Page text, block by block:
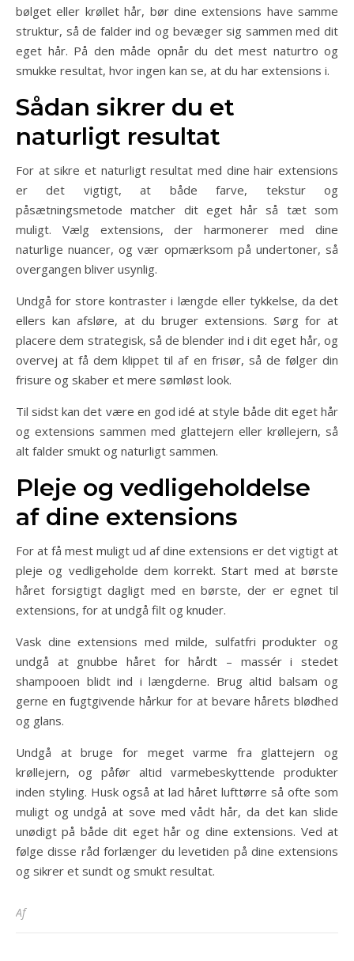
bølget eller krøllet hår, bør dine extensions have samme
struktur, så de falder ind og bevæger sig sammen med dit
eget hår. På den måde opnår du det mest naturtro og
smukke resultat, hvor ingen kan se, at du har extensions i.
Sådan sikrer du et
naturligt resultat
For at sikre et naturligt resultat med dine hair extensions
er det vigtigt, at både farve, tekstur og
påsætningsmetode matcher dit eget hår så tæt som
muligt. Vælg extensions, der harmonerer med dine
naturlige nuancer, og vær opmærksom på undertoner, så
overgangen bliver usynlig.
Undgå for store kontraster i længde eller tykkelse, da det
ellers kan afsløre, at du bruger extensions. Sørg for at
placere dem strategisk, så de blender ind i dit eget hår, og
overvej at få dem klippet til af en frisør, så de følger din
frisure og skaber et mere sømløst look.
Til sidst kan det være en god idé at style både dit eget hår
og extensions sammen med glattejern eller krøllejern, så
alt falder smukt og naturligt sammen.
Pleje og vedligeholdelse
af dine extensions
For at få mest muligt ud af dine extensions er det vigtigt at
pleje og vedligeholde dem korrekt. Start med at børste
håret forsigtigt dagligt med en børste, der er egnet til
extensions, for at undgå filt og knuder.
Vask dine extensions med milde, sulfatfri produkter og
undgå at gnubbe håret for hårdt – massér i stedet
shampooen blidt ind i længderne. Brug altid balsam og
gerne en fugtgivende hårkur for at bevare hårets blødhed
og glans.
Undgå at bruge for meget varme fra glattejern og
krøllejern, og påfør altid varmebeskyttende produkter
inden styling. Husk også at lad håret lufttørre så ofte som
muligt og undgå at sove med vådt hår, da det kan slide
unødigt på både dit eget hår og dine extensions. Ved at
følge disse råd forlænger du levetiden på dine extensions
og sikrer et sundt og smukt resultat.
Af